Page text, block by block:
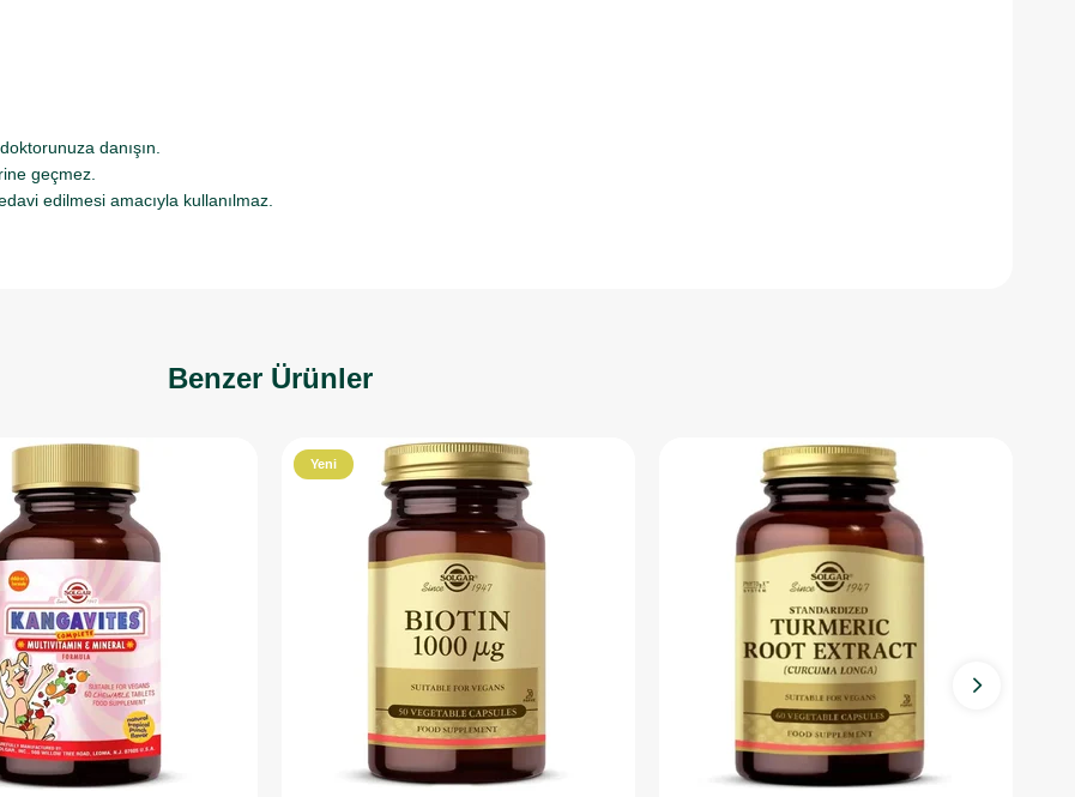
danışın.
geçmez.
edilmesi amacıyla kullanılmaz.
Benzer Ürünler
Yeni